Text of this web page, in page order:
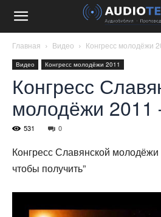
Главная Видео Конгресс молодёжи
Видео Конгресс молодёжи 2011
Конгресс
молодёжи 2011
531 0
Конгресс Славянской молодёжи
чтобы получить”